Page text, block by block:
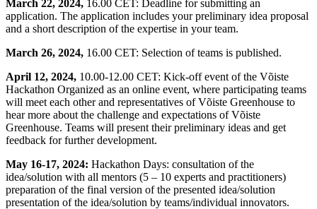
March 22, 2024, 16.00 CET: Deadline for submitting an
application. The application includes your preliminary idea proposal
and a short description of the expertise in your team.
March 26, 2024, 16.00 CET: Selection of teams is published.
April 12, 2024, 10.00-12.00 CET: Kick-off event of the Võiste
Hackathon Organized as an online event, where participating teams
will meet each other and representatives of Võiste Greenhouse to
hear more about the challenge and expectations of Võiste
Greenhouse. Teams will present their preliminary ideas and get
feedback for further development.
May 16-17, 2024: Hackathon Days: consultation of the
idea/solution with all mentors (5 – 10 experts and practitioners)
preparation of the final version of the presented idea/solution
presentation of the idea/solution by teams/individual innovators.